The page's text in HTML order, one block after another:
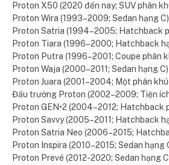
Proton X50 (2020 đến nay; SUV phân
Proton Wira (1993–2009; Sedan hạng C)
Proton Satria (1994–2005; Hatchback
Proton Tiara (1996–2000; Hatchback
Proton Putra (1996–2001; Coupe phân
Proton Waja (2000–2011; Sedan hạng C)
Proton Juara (2001–2004; Một phân
Đấu trường Proton (2002–2009; Tiện
Proton GEN•2 (2004–2012; Hatchback
Proton Savvy (2005–2011; Hatchback
Proton Satria Neo (2006–2015;
Proton Inspira (2010–2015; Sedan hạng
Proton Prevé (2012-2020; Sedan hạng